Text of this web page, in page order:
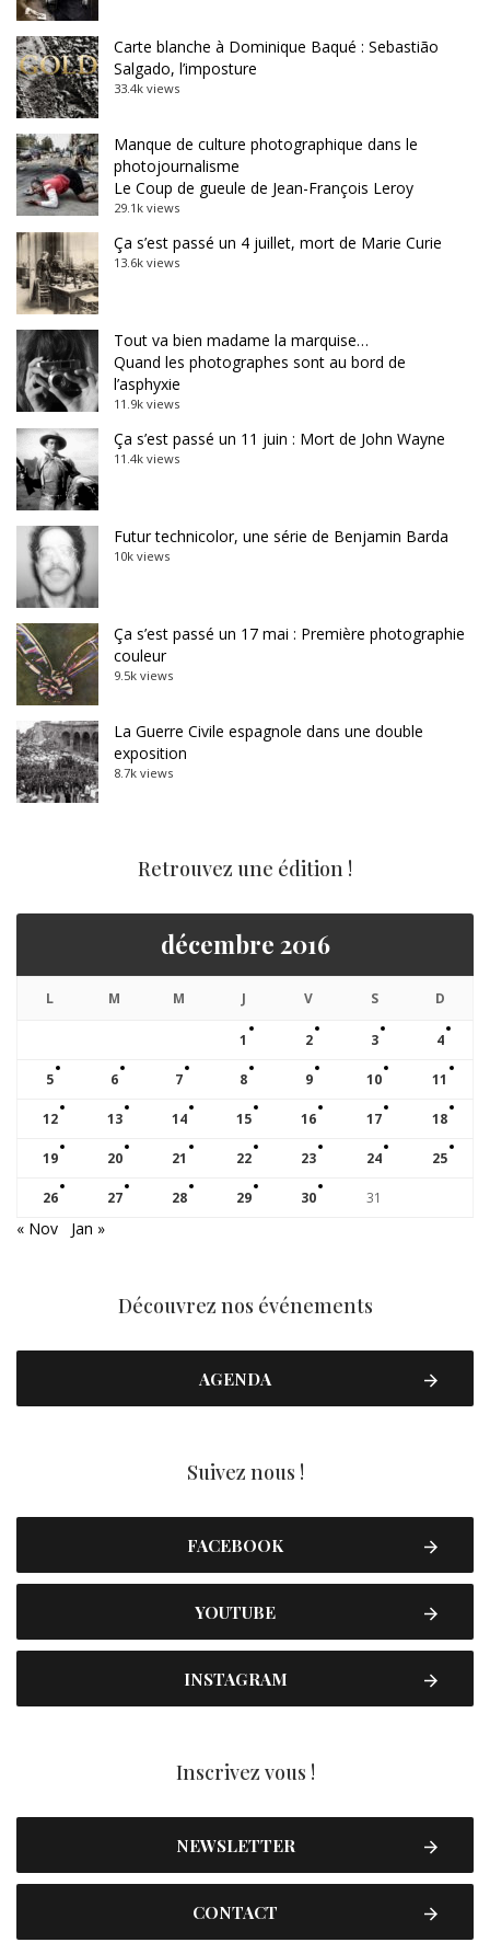
Carte blanche à Dominique Baqué : Sebastião
Salgado, l’imposture
33.4k views
Manque de culture photographique dans le
photojournalisme
Le Coup de gueule de Jean-François Leroy
29.1k views
Ça s’est passé un 4 juillet, mort de Marie Curie
13.6k views
Tout va bien madame la marquise…
Quand les photographes sont au bord de
l’asphyxie
11.9k views
Ça s’est passé un 11 juin : Mort de John Wayne
11.4k views
Futur technicolor, une série de Benjamin Barda
10k views
Ça s’est passé un 17 mai : Première photographie
couleur
9.5k views
La Guerre Civile espagnole dans une double
exposition
8.7k views
Retrouvez une édition !
décembre 2016
L M M J V S D
1 2 3 4
5 6 7 8 9 10 11
12 13 14 15 16 17 18
19 20 21 22 23 24 25
26 27 28 29 30 31
« Nov Jan »
Découvrez nos événements
AGENDA
Suivez nous !
FACEBOOK
YOUTUBE
INSTAGRAM
Inscrivez vous !
NEWSLETTER
CONTACT